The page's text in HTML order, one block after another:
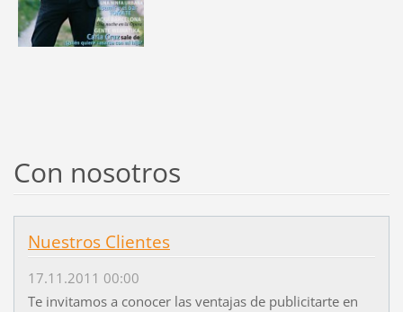
Con nosotros
Nuestros Clientes
17.11.2011 00:00
Te invitamos a conocer las ventajas de publicitarte en